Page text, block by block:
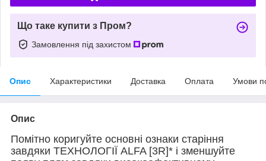
Що таке купити з Пром?
Замовлення під захистом
Опис Характеристики Доставка Оплата Умови
Опис
Помітно коригуйте основні ознаки старіння
завдяки ТЕХНОЛОГІЇ ALFA [3R]* і зменшуйте